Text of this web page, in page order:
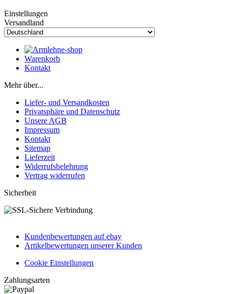
Einstellungen
Versandland
Warenkorb
Kontakt
Mehr über...
Liefer- und Versandkosten
Privatsphäre und Datenschutz
Unsere AGB
Impressum
Kontakt
Sitemap
Lieferzeit
Widerrufsbelehrung
Vertrag widerrufen
Sicherheit
Kundenbewertungen auf ebay
Artikelbewertungen unserer Kunden
Cookie Einstellungen
Zahlungsarten